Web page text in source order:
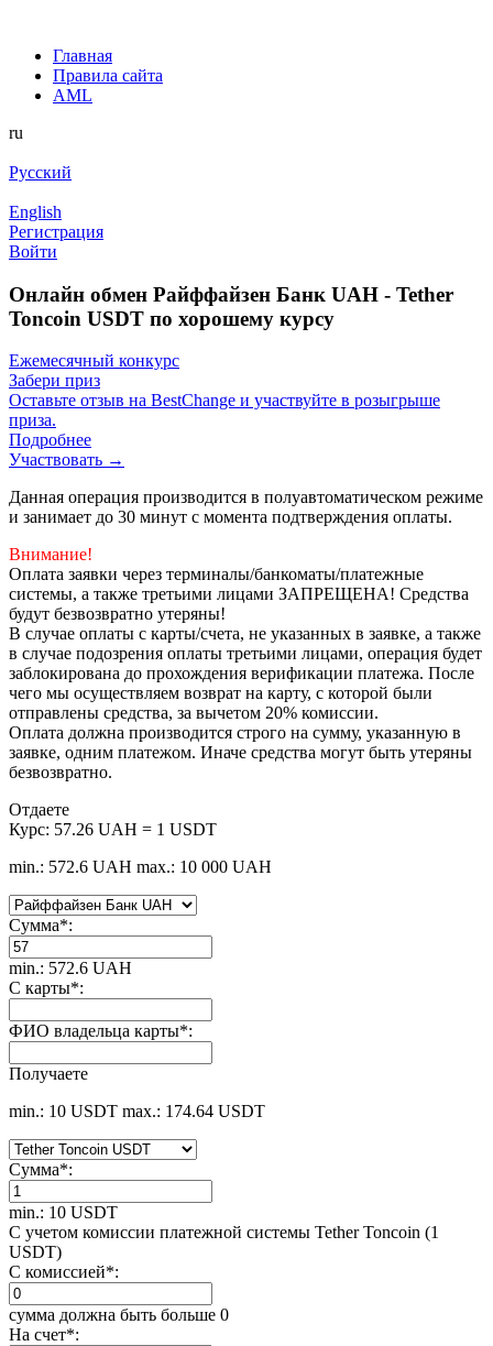
Главная
Правила сайта
AML
ru
Русский
English
Регистрация
Войти
Онлайн обмен Райффайзен Банк UAH - Tether
Toncoin USDT по хорошему курсу
Ежемесячный конкурс
Забери приз
Оставьте отзыв на BestChange и участвуйте в розыгрыше
приза.
Подробнее
Участвовать →
Данная операция производится в полуавтоматическом режиме
и занимает до 30 минут с момента подтверждения оплаты.
Внимание!
Оплата заявки через терминалы/банкоматы/платежные
системы, а также третьими лицами ЗАПРЕЩЕНА! Средства
будут безвозвратно утеряны!
В случае оплаты с карты/счета, не указанных в заявке, а также
в случае подозрения оплаты третьими лицами, операция будет
заблокирована до прохождения верификации платежа. После
чего мы осуществляем возврат на карту, с которой были
отправлены средства, за вычетом 20% комиссии.
Оплата должна производится строго на сумму, указанную в
заявке, одним платежом. Иначе средства могут быть утеряны
безвозвратно.
Отдаете
Курс: 57.26 UAH = 1 USDT
min.: 572.6 UAH max.: 10 000 UAH
Сумма*:
min.: 572.6 UAH
С карты*:
ФИО владельца карты*:
Получаете
min.: 10 USDT max.: 174.64 USDT
Сумма*:
min.: 10 USDT
С учетом комиссии платежной системы Tether Toncoin (1
USDT)
С комиссией*:
сумма должна быть больше 0
На счет*: